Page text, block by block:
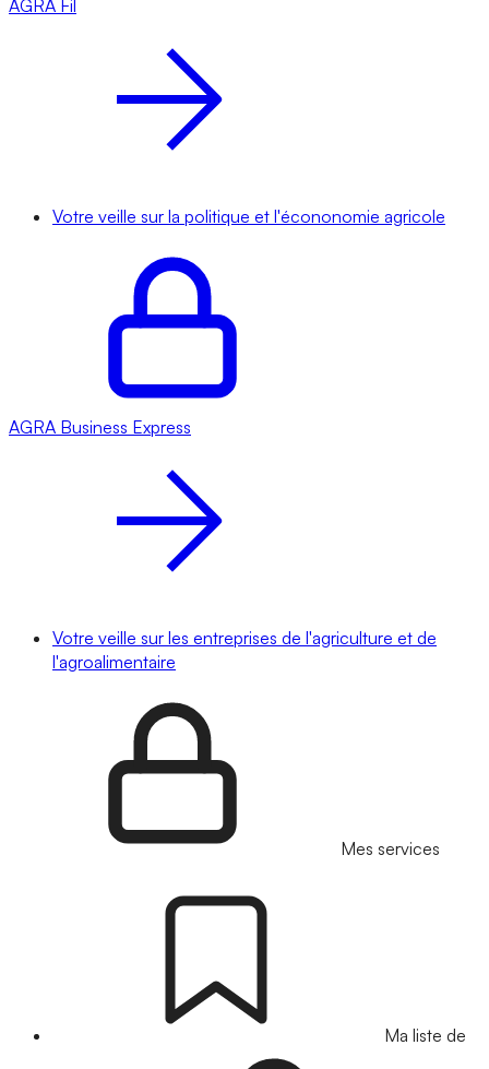
AGRA Fil
Votre veille sur la politique et l'écononomie agricole
AGRA Business Express
Votre veille sur les entreprises de l'agriculture et de
l'agroalimentaire
Mes services
Ma liste de